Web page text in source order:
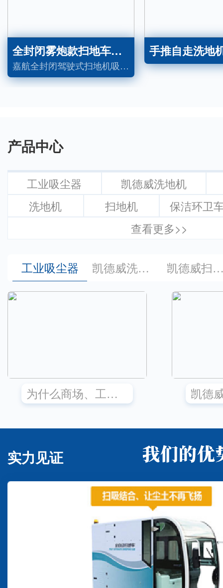
全封闭雾炮款扫地车C11
嘉航全封闭驾驶式扫地机吸尘、扫地、洒水一体，适用于工厂、小区、户外道路地面的清洁，可清扫树叶、砖块、石子、灰尘等垃圾，节省人力，提高清洁效率。
手推自走洗地
产品中心
工业吸尘器
凯德威洗地机
洗地机
扫地机
保洁环卫
查看更多>>
工业吸尘器 凯德威洗地机 凯德威扫地机
为什么商场、工厂、写字楼都需要商用洗地机？
实力见证